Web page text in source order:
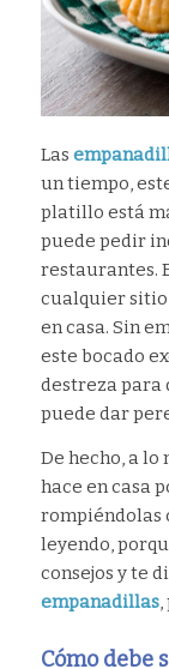
Las
un tiempo,
platillo está
puede pedir
restaurantes.
cualquier
en casa. Sin
este bocado
destreza para
puede dar
De hecho, a lo
hace en casa
rompiéndolas
leyendo,
consejos y te
empanadillas,
Cómo debe